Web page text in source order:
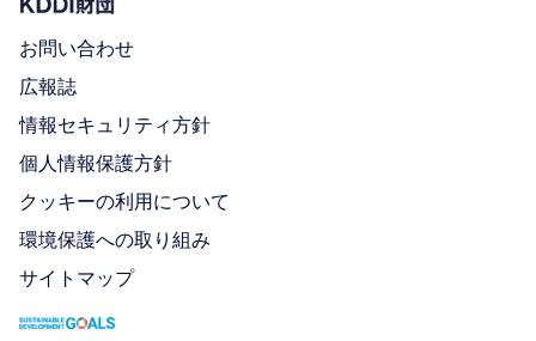
お問い合わせ
広報誌
情報セキュリティ方針
個人情報保護方針
クッキーの利用について
環境保護への取り組み
サイトマップ